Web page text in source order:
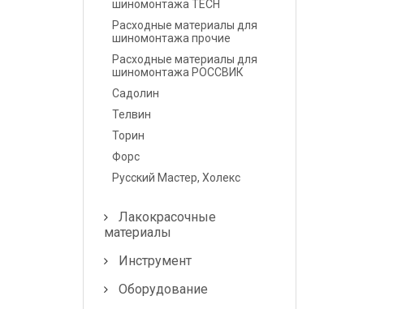
Аккумуляторы
Аксессуары
Лампочки и
предохранители
шиномонтажа TECH
Расходные материалы для
шиномонтажа прочие
Расходные материалы для
шиномонтажа РОССВИК
Садолин
Телвин
Торин
Форс
Русский Мастер, Холекс
Лакокрасочные
материалы
Инструмент
Оборудование